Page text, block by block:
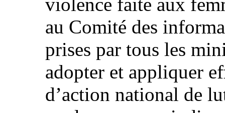
au Comité des
prises par tous les
adopter et appliquer
d’action national de